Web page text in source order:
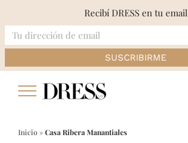
Inicio »Casa Ribera Manantiales
Recibí DRESS en tu email